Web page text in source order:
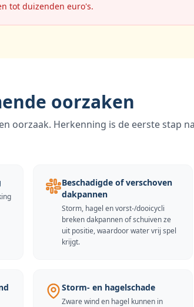
tot duizenden euro's.
oorzaken
oorzaak. Herkenning is de eerste stap
Beschadigde of verschoven
dakpannen
Storm, hagel en vorst-/dooicycli
breken dakpannen of schuiven ze
uit positie, waardoor water vrij spel
krijgt.
Storm- en hagelschade
Zware wind en hagel kunnen in